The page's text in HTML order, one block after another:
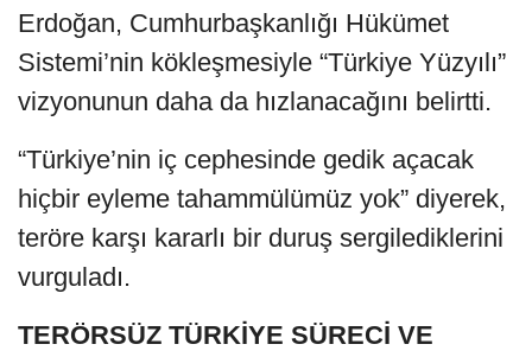
Erdoğan, Cumhurbaşkanlığı Hükümet
Sistemi’nin kökleşmesiyle “Türkiye Yüzyılı”
vizyonunun daha da hızlanacağını belirtti.
“Türkiye’nin iç cephesinde gedik açacak
hiçbir eyleme tahammülümüz yok” diyerek,
teröre karşı kararlı bir duruş sergilediklerini
vurguladı.
TERÖRSÜZ TÜRKİYE SÜRECİ VE